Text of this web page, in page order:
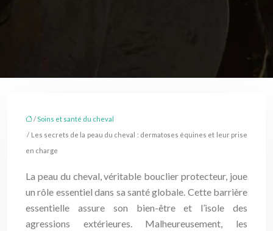
/Soins et santé du cheval
/ Les secrets de la peau du cheval : dermatoses équines et leur prise
en charge
La peau du cheval, véritable bouclier protecteur, joue
un rôle essentiel dans sa santé globale. Cette barrière
essentielle assure son bien-être et l’isole des
agressions extérieures. Malheureusement, les